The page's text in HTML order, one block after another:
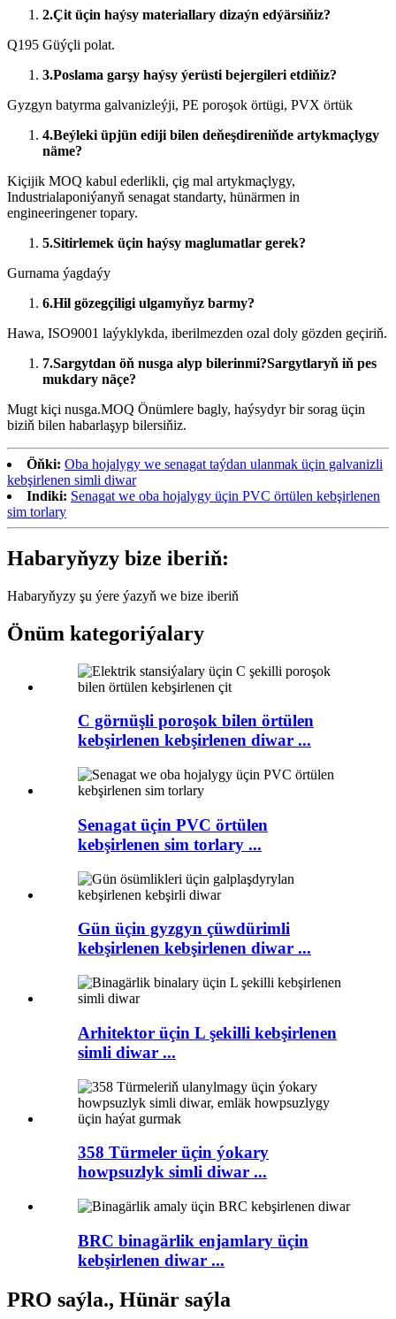
2.Çit üçin haýsy materiallary dizaýn edýärsiňiz?
Q195 Güýçli polat.
3.Poslama garşy haýsy ýerüsti bejergileri etdiňiz?
Gyzgyn batyrma galvanizleýji, PE poroşok örtügi, PVX örtük
4.Beýleki üpjün ediji bilen deňeşdireniňde artykmaçlygy
näme?
Kiçijik MOQ kabul ederlikli, çig mal artykmaçlygy,
Industrialaponiýanyň senagat standarty, hünärmen in
engineeringener topary.
5.Sitirlemek üçin haýsy maglumatlar gerek?
Gurnama ýagdaýy
6.Hil gözegçiligi ulgamyňyz barmy?
Hawa, ISO9001 laýyklykda, iberilmezden ozal doly gözden geçiriň.
7.Sargytdan öň nusga alyp bilerinmi?Sargytlaryň iň pes
mukdary näçe?
Mugt kiçi nusga.MOQ Önümlere bagly, haýsydyr bir sorag üçin
biziň bilen habarlaşyp bilersiňiz.
Öňki: Oba hojalygy we senagat taýdan ulanmak üçin galvanizli
kebşirlenen simli diwar
Indiki: Senagat we oba hojalygy üçin PVC örtülen kebşirlenen
sim torlary
Habaryňyzy bize iberiň:
Habaryňyzy şu ýere ýazyň we bize iberiň
Önüm kategoriýalary
C görnüşli poroşok bilen örtülen
kebşirlenen kebşirlenen diwar ...
Senagat üçin PVC örtülen
kebşirlenen sim torlary ...
Gün üçin gyzgyn çüwdürimli
kebşirlenen kebşirlenen diwar ...
Arhitektor üçin L şekilli kebşirlenen
simli diwar ...
358 Türmeler üçin ýokary
howpsuzlyk simli diwar ...
BRC binagärlik enjamlary üçin
kebşirlenen diwar ...
PRO saýla., Hünär saýla